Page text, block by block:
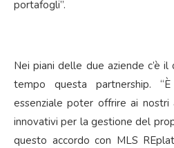
portafogli”.
Nei piani delle due aziende c’è
tempo questa partnership.
essenziale poter offrire ai
innovativi per la gestione del
questo accordo con MLS